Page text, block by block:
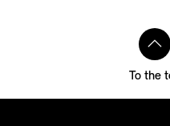
To the